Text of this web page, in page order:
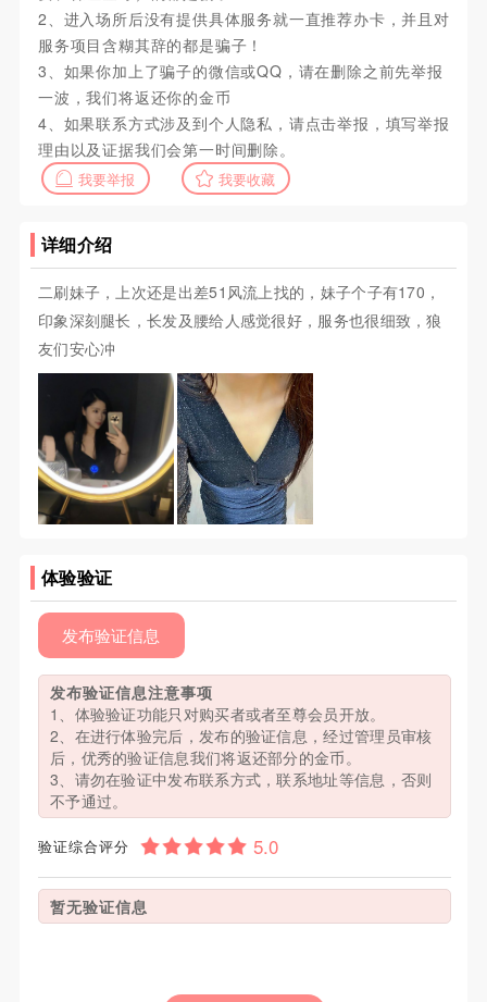
2、进入场所后没有提供具体服务就一直推荐办卡，并且对
服务项目含糊其辞的都是骗子！
3、如果你加上了骗子的微信或QQ，请在删除之前先举报
一波，我们将返还你的金币
4、如果联系方式涉及到个人隐私，请点击举报，填写举报
理由以及证据我们会第一时间删除。
我要举报 我要收藏
详细介绍
二刷妹子，上次还是出差51风流上找的，妹子个子有170，
印象深刻腿长，长发及腰给人感觉很好，服务也很细致，狼
友们安心冲
体验验证
发布验证信息
发布验证信息注意事项
1、体验验证功能只对购买者或者至尊会员开放。
2、在进行体验完后，发布的验证信息，经过管理员审核
后，优秀的验证信息我们将返还部分的金币。
3、请勿在验证中发布联系方式，联系地址等信息，否则
不予通过。
验证综合评分
暂无验证信息